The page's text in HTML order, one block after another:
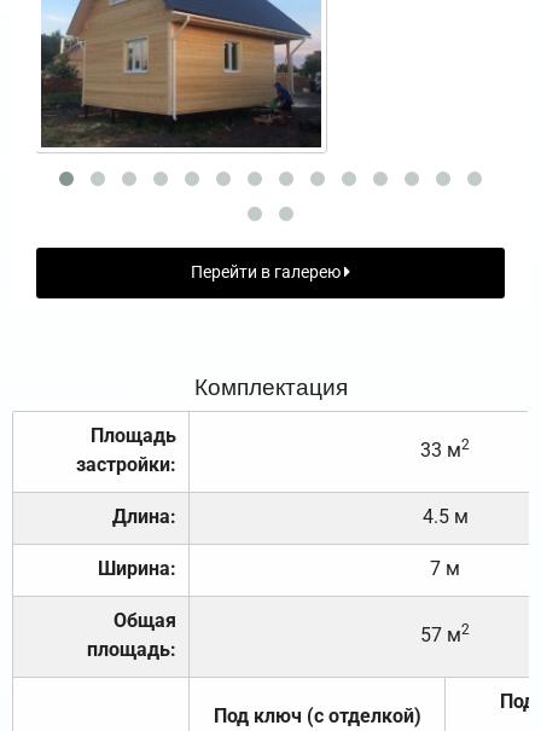
Перейти в галерею
Комплектация
Площадь
застройки:
33 м2
Длина: 4.5 м
Ширина: 7 м
Общая
площадь:
57 м2
Под ключ (с отделкой)
Под